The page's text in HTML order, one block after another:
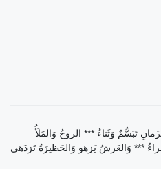
تَبَسُّمٌ وَثَناءُ *** الروحُ وَالمَلَأُ
*** وَالعَرشُ يَزهو وَالحَظيرَةُ تَزدَهي